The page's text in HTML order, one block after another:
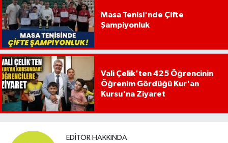
Masa Tenisi'nde Çifte
Şampiyonluk
Vali Çelik'ten 425 Öğrencinin
Öğrenim Gördüğü Kur'an
Kursu'na Ziyaret
EDITÖR HAKKINDA